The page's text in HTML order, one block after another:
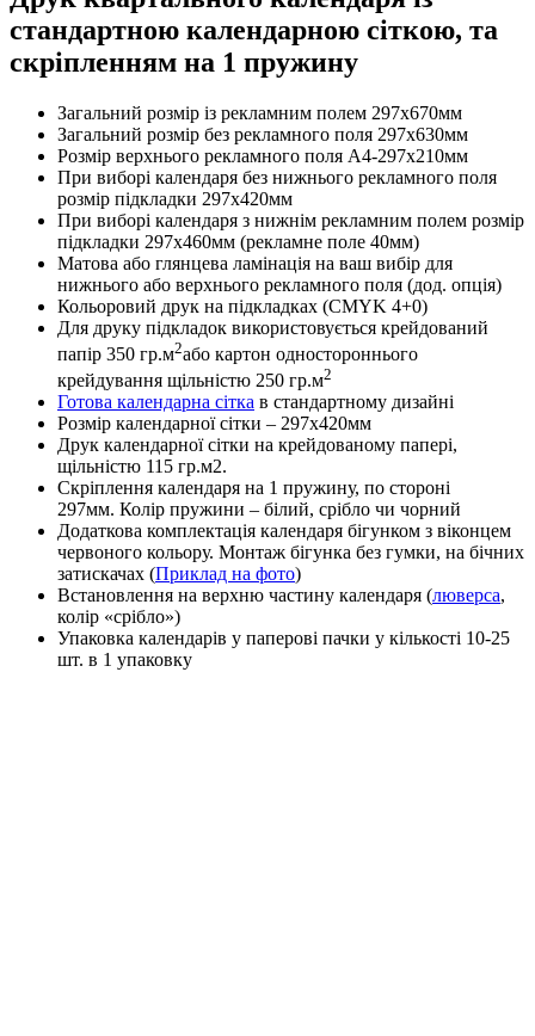
стандартною календарною сіткою, та
скріпленням на 1 пружину
Загальний розмір із рекламним полем 297х670мм
Загальний розмір без рекламного поля 297х630мм
Розмір верхнього рекламного поля А4-297х210мм
При виборі календаря без нижнього рекламного поля
розмір підкладки 297х420мм
При виборі календаря з нижнім рекламним полем розмір
підкладки 297х460мм (рекламне поле 40мм)
Матова або глянцева ламінація на ваш вибір для
нижнього або верхнього рекламного поля (дод. опція)
Кольоровий друк на підкладках (CMYK 4+0)
Для друку підкладок використовується крейдований
папір 350 гр.м2або картон одностороннього
крейдування щільністю 250 гр.м2
Готова календарна сітка в стандартному дизайні
Розмір календарної сітки – 297х420мм
Друк календарної сітки на крейдованому папері,
щільністю 115 гр.м2.
Скріплення календаря на 1 пружину, по стороні
297мм. Колір пружини – білий, срібло чи чорний
Додаткова комплектація календаря бігунком з віконцем
червоного кольору. Монтаж бігунка без гумки, на бічних
затискачах (Приклад на фото)
Встановлення на верхню частину календаря (люверса,
колір «срібло»)
Упаковка календарів у паперові пачки у кількості 10-25
шт. в 1 упаковку